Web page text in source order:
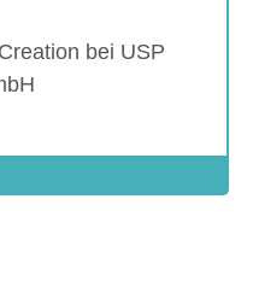
bei USP